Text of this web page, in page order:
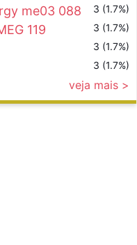
me03 088 3 (1.7%)
119 3 (1.7%)
3 (1.7%)
3 (1.7%)
veja mais >